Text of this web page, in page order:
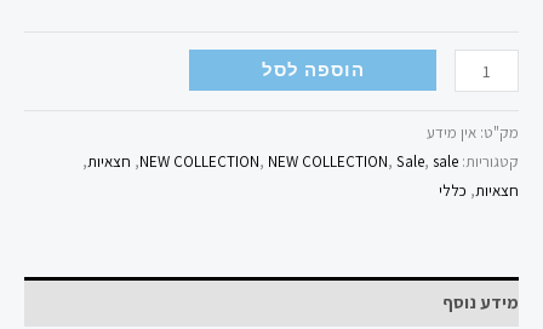
הוספה לסל
מק"ט: אין מידע
קטגוריות:
NEW COLLECTION, NEW COLLECTION, Sale, sale
, חצאיות,
חצאיות, כללי
מידע נוסף